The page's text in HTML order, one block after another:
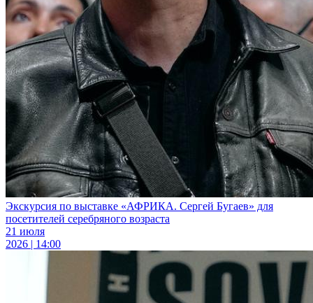
Экскурсия по выставке «АФРИКА. Сергей Бугаев» для
посетителей серебряного возраста
21 июля
2026 | 14:00